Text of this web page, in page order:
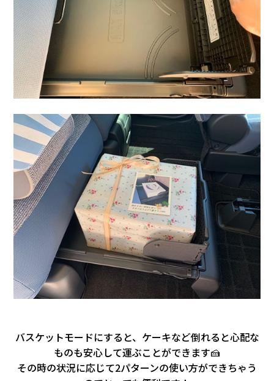
バスケットモードにすると、ケーキなど倒れると心配な
ものも安心して運ぶことができます🍰
その時の状況に応じて2パターンの使い方ができちゃう